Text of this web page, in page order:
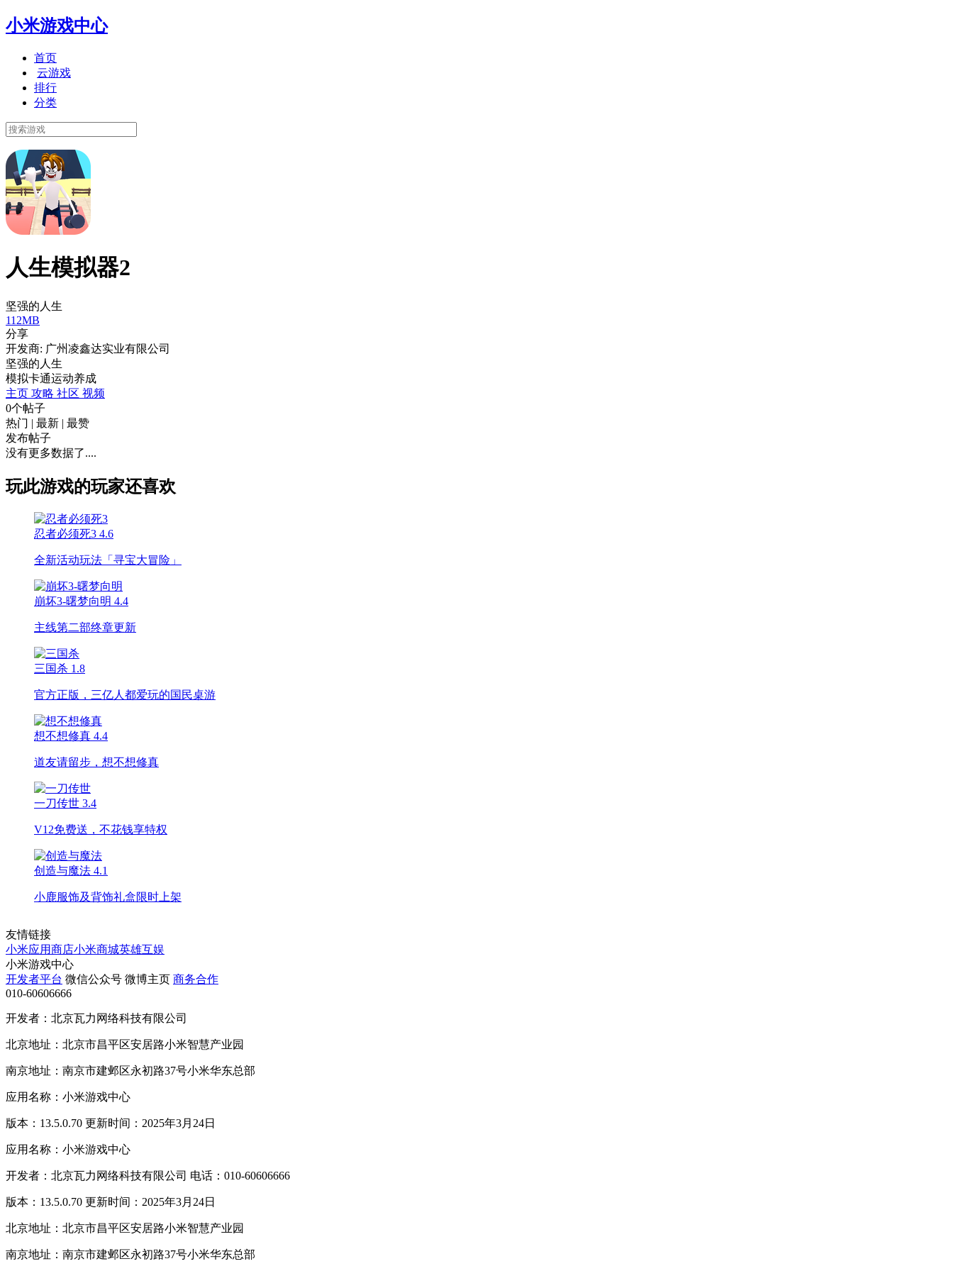
小米游戏中心
首页
云游戏
排行
分类
人生模拟器2
坚强的人生
112MB
分享
开发商: 广州凌鑫达实业有限公司
坚强的人生
模拟卡通运动养成
主页 攻略 社区 视频
0个帖子
热门 | 最新 | 最赞
发布帖子
没有更多数据了....
玩此游戏的玩家还喜欢
忍者必须死3 4.6
全新活动玩法「寻宝大冒险」
崩坏3-曙梦向明 4.4
主线第二部终章更新
三国杀 1.8
官方正版，三亿人都爱玩的国民桌游
想不想修真 4.4
道友请留步，想不想修真
一刀传世 3.4
V12免费送，不花钱享特权
创造与魔法 4.1
小鹿服饰及背饰礼盒限时上架
友情链接
小米应用商店小米商城英雄互娱
小米游戏中心
开发者平台 微信公众号 微博主页 商务合作
010-60606666
开发者：北京瓦力网络科技有限公司
北京地址：北京市昌平区安居路小米智慧产业园
南京地址：南京市建邺区永初路37号小米华东总部
应用名称：小米游戏中心
版本：13.5.0.70 更新时间：2025年3月24日
应用名称：小米游戏中心
开发者：北京瓦力网络科技有限公司 电话：010-60606666
版本：13.5.0.70 更新时间：2025年3月24日
北京地址：北京市昌平区安居路小米智慧产业园
南京地址：南京市建邺区永初路37号小米华东总部